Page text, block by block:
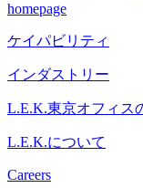
homepage
ケイパビリティ
インダストリー
L.E.K.東京オフィス
L.E.K.について
Careers